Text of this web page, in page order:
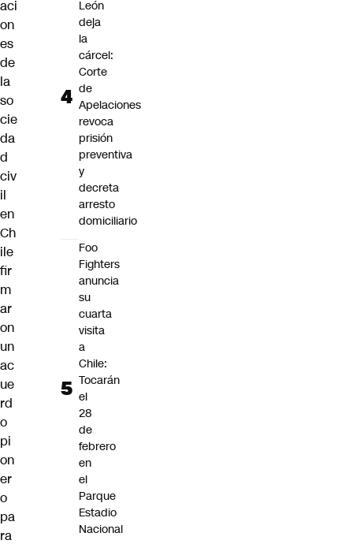
aci
on
es
de
la
so
cie
da
d
civ
il
en
Ch
ile
fir
m
ar
on
un
ac
ue
rd
o
pi
on
er
o
pa
ra
León
deja
la
cárcel:
Corte
de
Apelaciones
revoca
prisión
preventiva
y
decreta
arresto
domiciliario
Foo
Fighters
anuncia
su
cuarta
visita
a
Chile:
Tocarán
el
28
de
febrero
en
el
Parque
Estadio
Nacional